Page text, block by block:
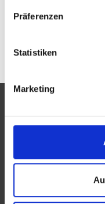
Präferenzen
Statistiken
Marketing
Eine Aktion des
Optometristen (ZVA)